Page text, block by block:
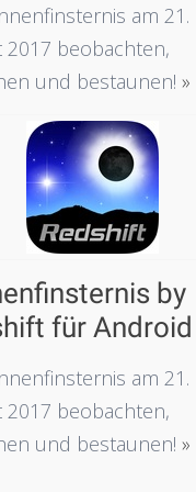
am 21.
2017 beobachten,
und bestaunen!
by
für Android
am 21.
2017 beobachten,
und bestaunen!